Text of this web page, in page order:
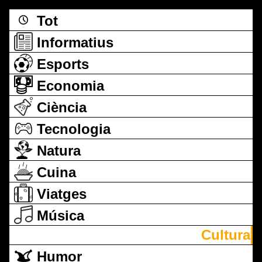
Tot
Informatius
Esports
Economia
Ciència
Tecnologia
Natura
Cuina
Viatges
Música
Cultura
Humor